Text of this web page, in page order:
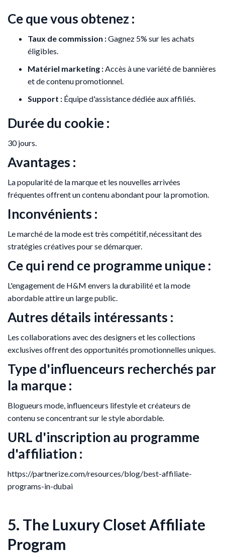
Ce que vous obtenez :
Taux de commission :Gagnez 5% sur les achats
éligibles.
Matériel marketing :Accès à une variété de bannières
et de contenu promotionnel.
Support : Équipe d'assistance dédiée aux affiliés.
Durée du cookie :
30 jours.
Avantages :
La popularité de la marque et les nouvelles arrivées
fréquentes offrent un contenu abondant pour la promotion.
Inconvénients :
Le marché de la mode est très compétitif, nécessitant des
stratégies créatives pour se démarquer.
Ce qui rend ce programme unique :
L'engagement de H&M envers la durabilité et la mode
abordable attire un large public.
Autres détails intéressants :
Les collaborations avec des designers et les collections
exclusives offrent des opportunités promotionnelles uniques.
Type d'influenceurs recherchés par
la marque :
Blogueurs mode, influenceurs lifestyle et créateurs de
contenu se concentrant sur le style abordable.
URL d'inscription au programme
d'affiliation :
https://partnerize.com/resources/blog/best-affiliate-
programs-in-dubai
5. The Luxury Closet Affiliate
Program